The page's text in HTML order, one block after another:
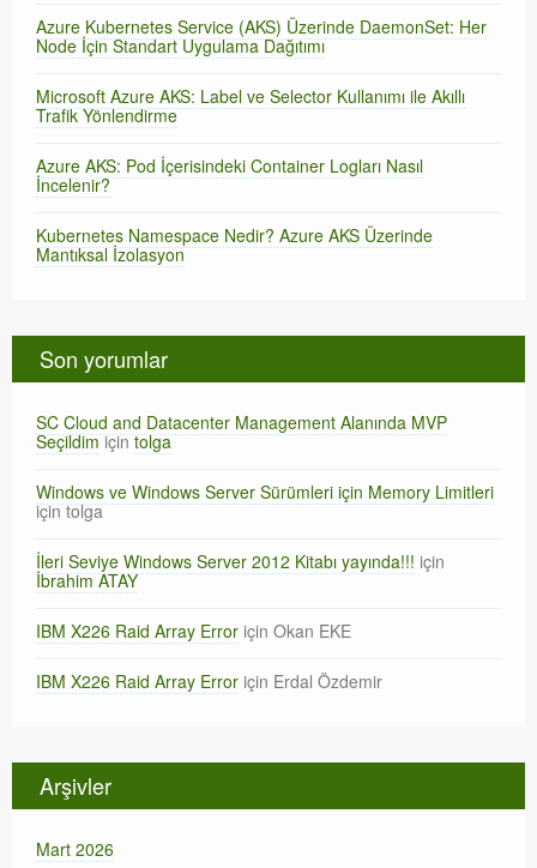
Azure Kubernetes Service (AKS) Üzerinde DaemonSet: Her
Node İçin Standart Uygulama Dağıtımı
Microsoft Azure AKS: Label ve Selector Kullanımı ile Akıllı
Trafik Yönlendirme
Azure AKS: Pod İçerisindeki Container Logları Nasıl
İncelenir?
Kubernetes Namespace Nedir? Azure AKS Üzerinde
Mantıksal İzolasyon
Son yorumlar
SC Cloud and Datacenter Management Alanında MVP
Seçildimiçintolga
Windows ve Windows Server Sürümleri için Memory Limitleri
içintolga
İleri Seviye Windows Server 2012 Kitabı yayında!!! için
İbrahim ATAY
IBM X226 Raid Array Error için Okan EKE
IBM X226 Raid Array Error için Erdal Özdemir
Arşivler
Mart 2026